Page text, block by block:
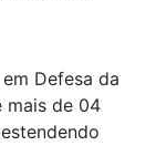
Defesa da
mais de 04